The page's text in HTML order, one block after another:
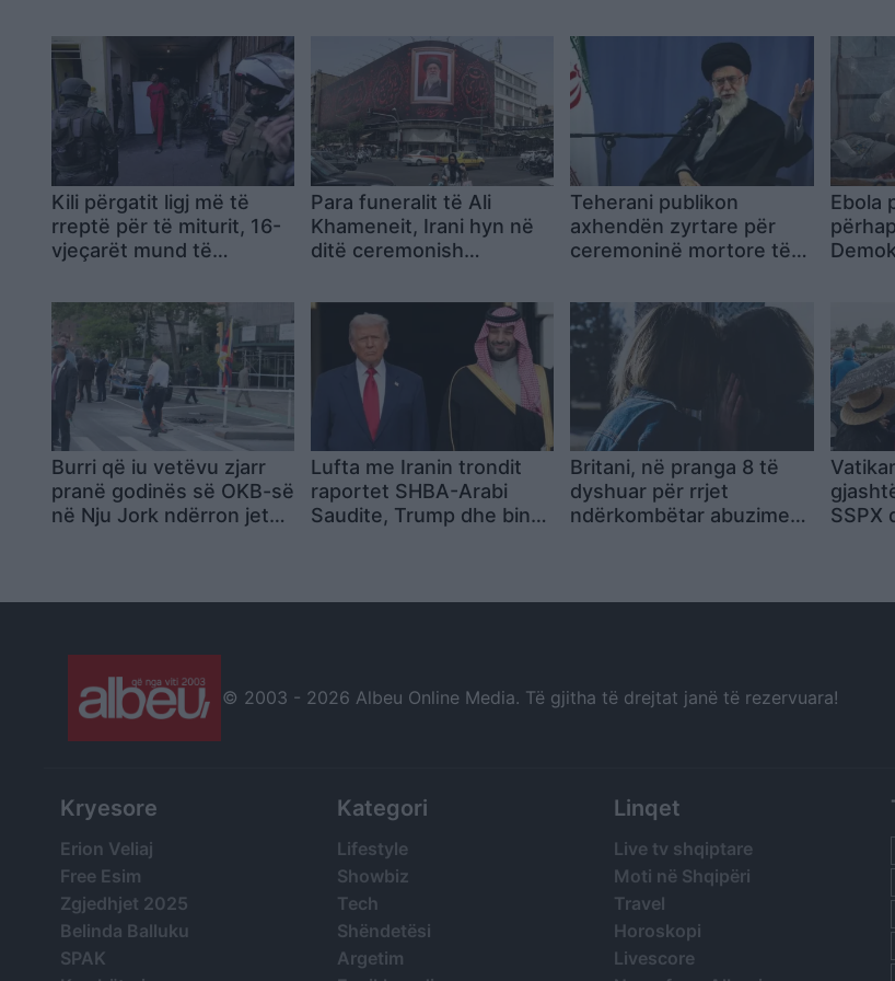
Kili përgatit ligj më të
rreptë për të miturit, 16-
vjeçarët mund të
rritur për krime të rënda
Para funeralit të Ali
Khameneit, Irani hyn në
ditë ceremonish
forta sigurie dhe
mobilizim të gjerë qytetar
Teherani publikon
axhendën zyrtare për
ceremoninë mortore të
delegacione nga rreth
100 shtete priten në
funeral
Ebola
Burri që iu vetëvu zjarr
pranë godinës së OKB-së
në Nju Jork ndërron jetë
Lufta me Iranin trondit
raportet SHBA-Arabi
Saudite, Trump dhe bin
Britani, në pranga 8 të
dyshuar për rrjet
ndërkombëtar abuzimesh
SSPX
© 2003 - 2026 Albeu Online Media. Të gjitha të drejtat janë të rezervuara!
Kryesore
Erion Veliaj
Free Esim
Zgjedhjet 2025
Belinda Balluku
SPAK
Kategori
Lifestyle
Showbiz
Tech
Shëndetësi
Argetim
Linqet
Live tv shqiptare
Moti në Shqipëri
Travel
Horoskopi
Livescore